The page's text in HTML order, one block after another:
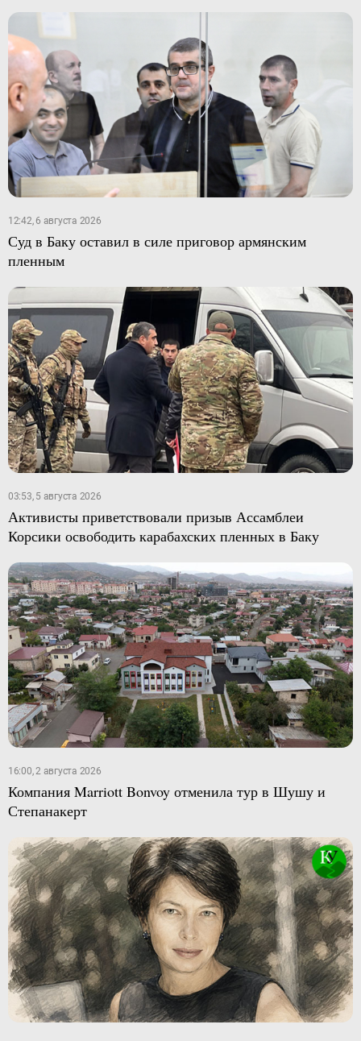
12:42, 6 августа 2026
Суд в Баку оставил в силе приговор армянским
пленным
03:53, 5 августа 2026
Активисты приветствовали призыв Ассамблеи
Корсики освободить карабахских пленных в Баку
16:00, 2 августа 2026
Компания Marriott Bonvoy отменила тур в Шушу и
Степанакерт